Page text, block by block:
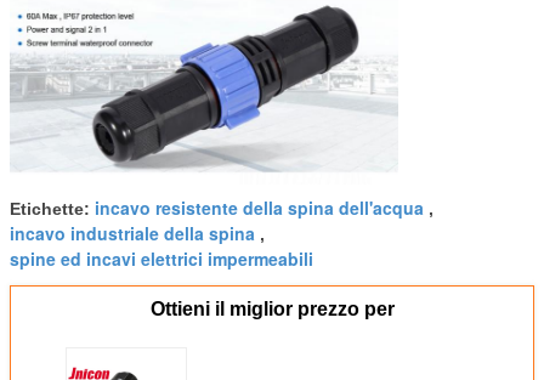
Etichette: incavo resistente della spina dell'acqua ,
incavo industriale della spina ,
spine ed incavi elettrici impermeabili
Ottieni il miglior prezzo per